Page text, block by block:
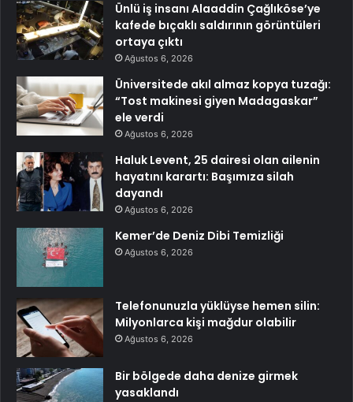
Ünlü iş insanı Alaaddin Çağlıköse’ye
kafede bıçaklı saldırının görüntüleri
ortaya çıktı
Ağustos 6, 2026
Üniversitede akıl almaz kopya tuzağı:
“Tost makinesi giyen Madagaskar”
ele verdi
Ağustos 6, 2026
Haluk Levent, 25 dairesi olan ailenin
hayatını karartı: Başımıza silah
dayandı
Ağustos 6, 2026
Kemer’de Deniz Dibi Temizliği
Ağustos 6, 2026
Telefonunuzla yüklüyse hemen silin:
Milyonlarca kişi mağdur olabilir
Ağustos 6, 2026
Bir bölgede daha denize girmek
yasaklandı